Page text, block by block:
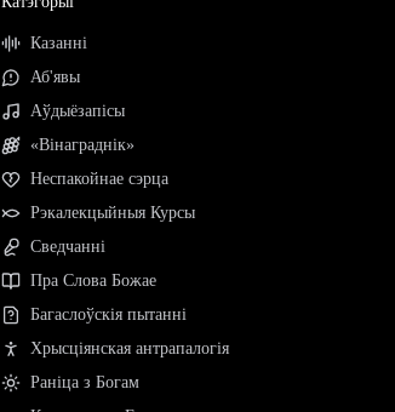
Казанні
Аб'явы
Аўдыёзапісы
«Вінаграднік»
Неспакойнае сэрца
Рэкалекцыйныя Курсы
Сведчанні
Пра Слова Божае
Багаслоўскія пытанні
Хрысціянская антрапалогія
Раніца з Богам